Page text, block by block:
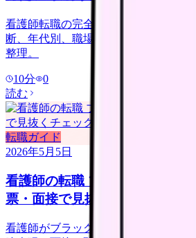
看護師転職の完全ハブ。転職サイト
断、年代別、職場選び、退職準備、
整理。
10分
0
読む
転職ガイド
2026年5月5日
看護師の転職 ブラック病院の
票・面接で見抜くチェックリスト
看護師がブラック病院を回避する 10